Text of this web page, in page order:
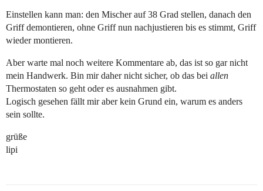
Einstellen kann man: den Mischer auf 38 Grad stellen, danach den
Griff demontieren, ohne Griff nun nachjustieren bis es stimmt, Griff
wieder montieren.
Aber warte mal noch weitere Kommentare ab, das ist so gar nicht
mein Handwerk. Bin mir daher nicht sicher, ob das bei allen
Thermostaten so geht oder es ausnahmen gibt.
Logisch gesehen fällt mir aber kein Grund ein, warum es anders
sein sollte.
grüße
lipi